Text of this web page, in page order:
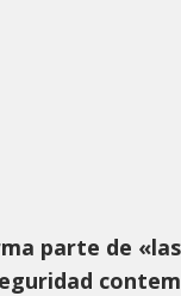
parte de